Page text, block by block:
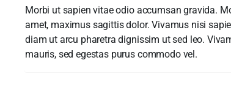
Morbi ut sapien vitae odio accumsan gravida.
amet, maximus sagittis dolor. Vivamus nisi
diam ut arcu pharetra dignissim ut sed leo.
mauris, sed egestas purus commodo vel.